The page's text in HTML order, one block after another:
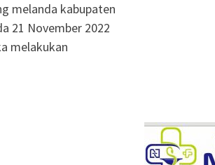
melanda kabupaten
21 November 2022
melakukan